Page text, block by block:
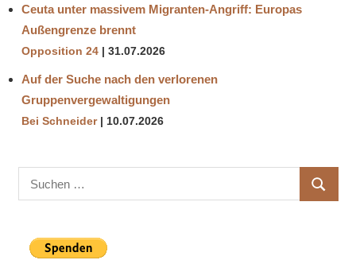
Ceuta unter massivem Migranten-Angriff: Europas
Außengrenze brennt
Opposition 24 31.07.2026
Auf der Suche nach den verlorenen
Gruppenvergewaltigungen
Bei Schneider 10.07.2026
nach:
SUCHEN